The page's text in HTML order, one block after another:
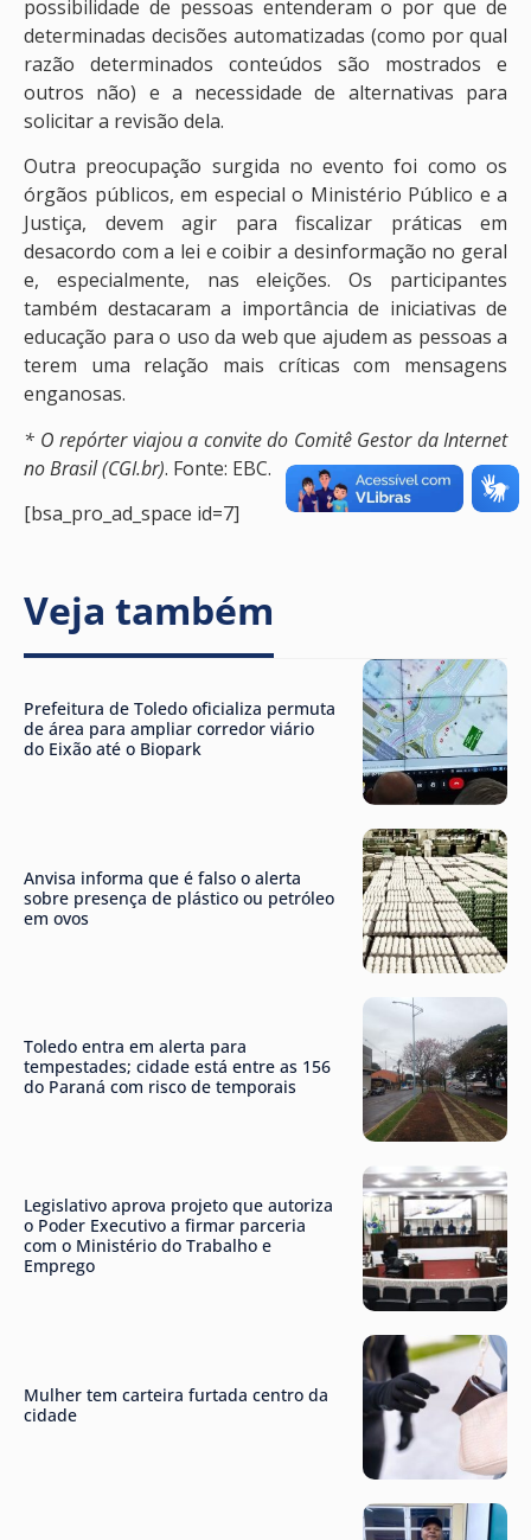
possibilidade de pessoas entenderam o por que de
determinadas decisões automatizadas (como por qual
razão determinados conteúdos são mostrados e
outros não) e a necessidade de alternativas para
solicitar a revisão dela.
Outra preocupação surgida no evento foi como os
órgãos públicos, em especial o Ministério Público e a
Justiça, devem agir para fiscalizar práticas em
desacordo com a lei e coibir a desinformação no geral
e, especialmente, nas eleições. Os participantes
também destacaram a importância de iniciativas de
educação para o uso da web que ajudem as pessoas a
terem uma relação mais críticas com mensagens
enganosas.
* O repórter viajou a convite do Comitê Gestor da Internet
no Brasil (CGI.br). Fonte: EBC.
[bsa_pro_ad_space id=7]
Veja também
Prefeitura de Toledo oficializa permuta
de área para ampliar corredor viário
do Eixão até o Biopark
Anvisa informa que é falso o alerta
sobre presença de plástico ou petróleo
em ovos
Toledo entra em alerta para
tempestades; cidade está entre as 156
do Paraná com risco de temporais
Legislativo aprova projeto que autoriza
o Poder Executivo a firmar parceria
com o Ministério do Trabalho e
Emprego
Mulher tem carteira furtada centro da
cidade